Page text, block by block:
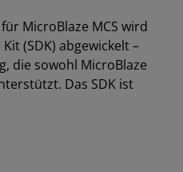
MicroBlaze MCS wird
(SDK) abgewickelt –
die sowohl MicroBlaze
Das SDK ist